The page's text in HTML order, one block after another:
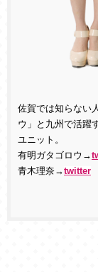
佐賀では知らない
ウ」と九州で活躍
ユニット。
有明ガタゴロウ→
青木理奈→twitter